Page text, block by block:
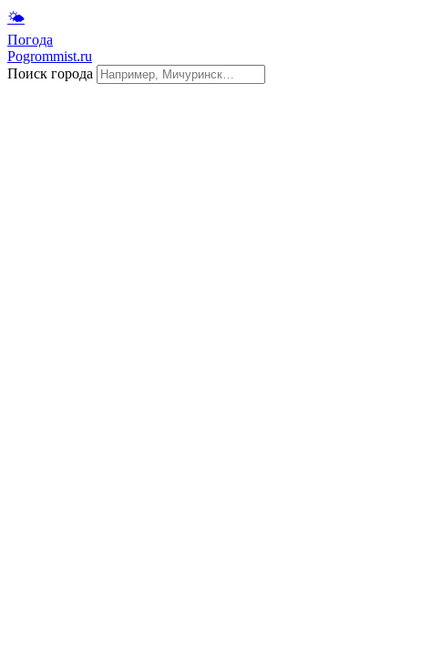
🌤
Погода
Pogrommist.ru
Поиск города